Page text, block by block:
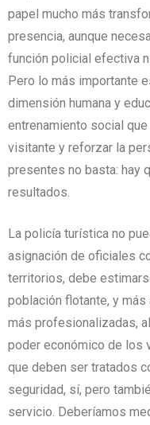
papel mucho más
presencia, aunque
función policial efectiva
Pero lo más importante
dimensión humana y
entrenamiento social
visitante y reforzar la
presentes no basta: hay
resultados.
La policía turística no
asignación de oficiales
territorios, debe
población flotante, y
más profesionalizadas,
poder económico de los
que deben ser tratados
seguridad, sí, pero
servicio. Deberíamos